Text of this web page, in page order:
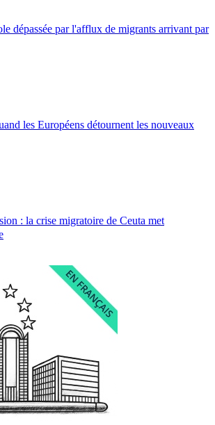
dépassée par l'afflux de migrants arrivant par
les Européens détournent les nouveaux
: la crise migratoire de Ceuta met